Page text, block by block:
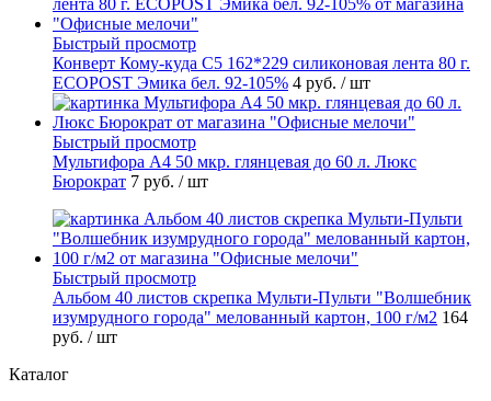
Быстрый просмотр
Конверт Кому-куда С5 162*229 силиконовая лента 80 г.
ECOPOST Эмика бел. 92-105% 4 руб. / шт
Быстрый просмотр
Мультифора А4 50 мкр. глянцевая до 60 л. Люкс
Бюрократ 7 руб. / шт
Быстрый просмотр
Альбом 40 листов скрепка Мульти-Пульти "Волшебник
изумрудного города" мелованный картон, 100 г/м2 164
руб. / шт
Каталог